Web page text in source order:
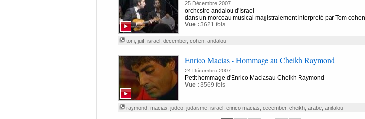
25 Décembre 2007
orchestre andalou d'Israel
dans un morceau musical magistralement interpreté par Tom cohen
Vue : 3621 fois
tom, juif, israel, december, cohen, andalou
Enrico Macias - Hommage au Cheikh Raymond
24 Décembre 2007
Petit hommage d'Enrico Maciasau Cheikh Raymond
Vue : 3569 fois
raymond, macias judeo, judaisme, israel, enrico macias december, cheikh, arabe, andalou